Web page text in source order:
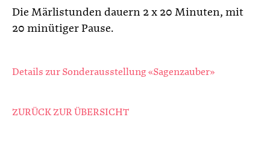
Die Märlistunden dauern 2 x 20 Minuten, mit
20 minütiger Pause.
Details zur Sonderausstellung «Sagenzauber»
ZURÜCK ZUR ÜBERSICHT